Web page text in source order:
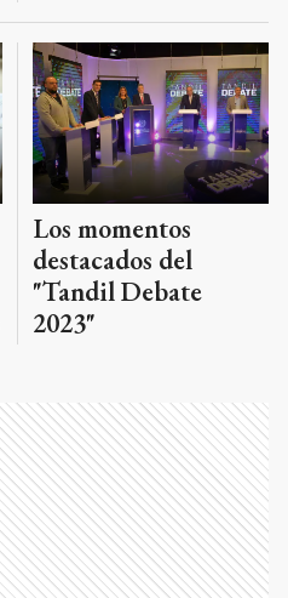
Los momentos
destacados del
"Tandil Debate
2023"